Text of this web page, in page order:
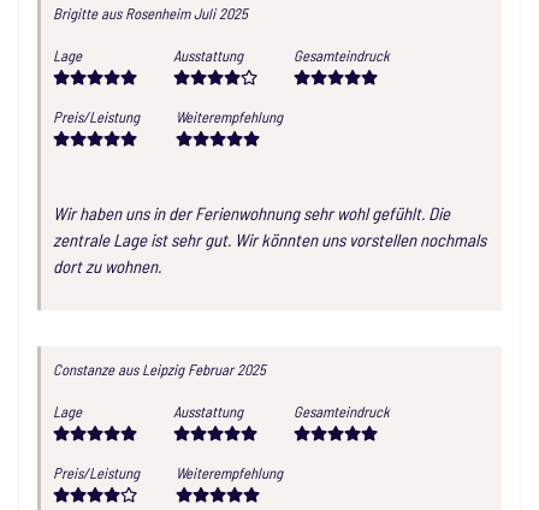
Brigitteaus RosenheimJuli 2025
Lage Ausstattung Gesamteindruck
Preis/Leistung Weiterempfehlung
Wir haben uns in der Ferienwohnung sehr wohl gefühlt. Die
zentrale Lage ist sehr gut. Wir könnten uns vorstellen nochmals
dort zu wohnen.
Constanzeaus Leipzig Februar 2025
Lage Ausstattung Gesamteindruck
Preis/Leistung Weiterempfehlung